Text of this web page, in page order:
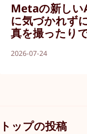
Metaの新しい
に気づかれず
真を撮ったり
2026-07-24
トップの投稿